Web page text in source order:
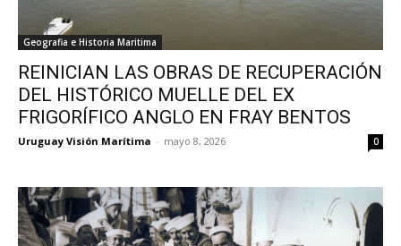
Geografia e Historia Maritima
REINICIAN LAS OBRAS DE RECUPERACIÓN
DEL HISTÓRICO MUELLE DEL EX
FRIGORÍFICO ANGLO EN FRAY BENTOS
Uruguay Visión Marítima - mayo 8, 2026 0